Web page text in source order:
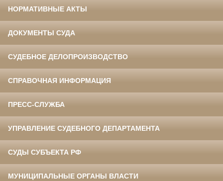
НОРМАТИВНЫЕ АКТЫ
ДОКУМЕНТЫ СУДА
СУДЕБНОЕ ДЕЛОПРОИЗВОДСТВО
СПРАВОЧНАЯ ИНФОРМАЦИЯ
ПРЕСС-СЛУЖБА
УПРАВЛЕНИЕ СУДЕБНОГО ДЕПАРТАМЕНТА
СУДЫ СУБЪЕКТА РФ
МУНИЦИПАЛЬНЫЕ ОРГАНЫ ВЛАСТИ